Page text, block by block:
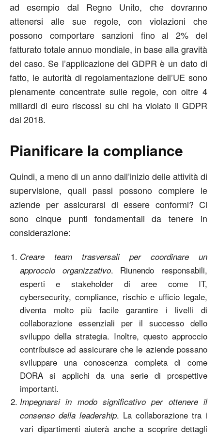
ad esempio dal Regno Unito, che dovranno
attenersi alle sue regole, con violazioni che
possono comportare sanzioni fino al 2% del
fatturato totale annuo mondiale, in base alla gravità
del caso. Se l’applicazione del GDPR è un dato di
fatto, le autorità di regolamentazione dell’UE sono
pienamente concentrate sulle regole, con oltre 4
miliardi di euro riscossi su chi ha violato il GDPR
dal 2018.
Pianificare la compliance
Quindi, a meno di un anno dall’inizio delle attività di
supervisione, quali passi possono compiere le
aziende per assicurarsi di essere conformi? Ci
sono cinque punti fondamentali da tenere in
considerazione:
Creare team trasversali per coordinare un
approccio organizzativo. Riunendo responsabili,
esperti e stakeholder di aree come IT,
cybersecurity, compliance, rischio e ufficio legale,
diventa molto più facile garantire i livelli di
collaborazione essenziali per il successo dello
sviluppo della strategia. Inoltre, questo approccio
contribuisce ad assicurare che le aziende possano
sviluppare una conoscenza completa di come
DORA si applichi da una serie di prospettive
importanti.
Impegnarsi in modo significativo per ottenere il
consenso della leadership. La collaborazione tra i
vari dipartimenti aiuterà anche a scoprire dettagli